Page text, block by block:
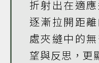
折射出在適
逐漸拉開距
處夾縫中的
望與反思，更